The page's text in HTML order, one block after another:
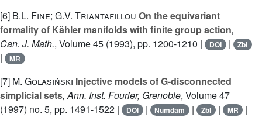
[6] B.L. Fine; G.V. Triantafillou On the equivariant
formality of Kähler manifolds with finite group action,
Can. J. Math., Volume 45 (1993), pp. 1200-1210 | DOI | Zbl
| MR
[7] M. Golasiński Injective models of G-disconnected
simplicial sets, Ann. Inst. Fourier, Grenoble, Volume 47
(1997) no. 5, pp. 1491-1522 |
DOI | Numdam | Zbl | MR |